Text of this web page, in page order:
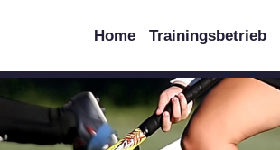
Home Trainingsbetrieb